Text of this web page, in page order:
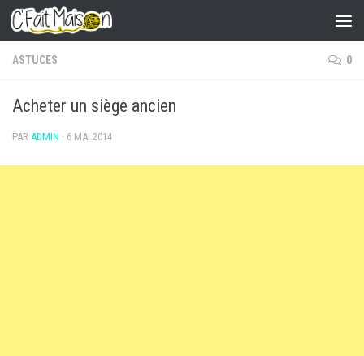
Skip to content
ASTUCES 0
Acheter un siège ancien
PAR ADMIN · 6 MAI 2014